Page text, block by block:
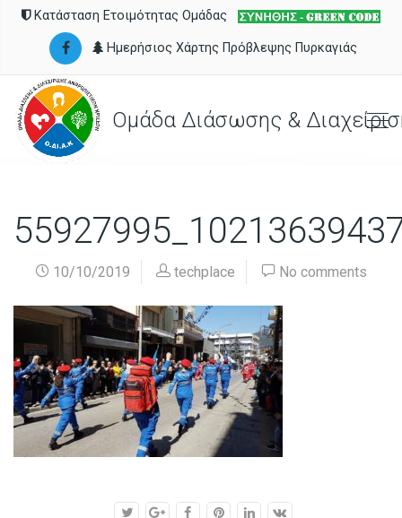
Κατάσταση Ετοιμότητας Ομάδας
Ημερήσιος Χάρτης Πρόβλεψης Πυρκαγιάς
Ομάδα Διάσωσης &
10/10/2019 techplace No comments